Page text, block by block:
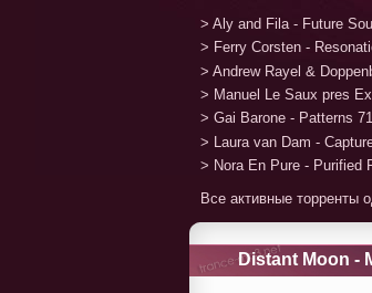
> Aly and Fila - Future
> Ferry Corsten -
> Andrew Rayel &
> Manuel Le Saux pres
> Gai Barone - Patterns
> Laura van Dam -
> Nora En Pure - Purified
Все активные торренты
Distant Moon -